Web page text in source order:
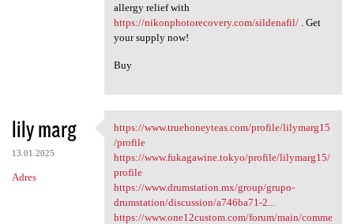
allergy relief with
https://nikonphotorecovery.com/sildenafil/. Get
your supply now!
Buy
lily marg
13.01.2025
Adres
https://www.truehoneyteas.com
https://www.truehoneyteas.com/profile/lilymarg15
/profile
https://www.fukagawine.tokyo/profile/lilymarg15/
profile
https://www.drumstation.mx/group/grupo-
drumstation/discussion/a746ba71-2...
https://www.one12custom.com/forum/main/comme